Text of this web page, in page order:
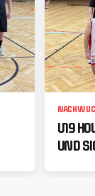
U19
UND